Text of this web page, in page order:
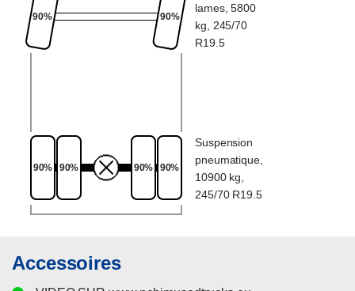
90% 90%
lames, 5800
kg, 245/70
R19.5
90% 90% 90% 90%
Suspension
pneumatique,
10900 kg,
245/70 R19.5
Accessoires